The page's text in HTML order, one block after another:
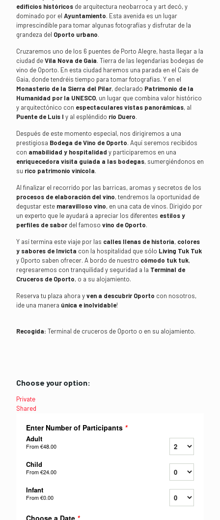
edificios históricos de arquitectura neobarroca y art decó, y
dominado por el Ayuntamiento. Esta avenida es un lugar
imprescindible para tomar algunas fotografías y disfrutar de la
grandeza del Oporto urbano.
Cruzaremos uno de los 6 puentes de Porto Alegre, hasta llegar a la
ciudad deVila Nova de Gaia. Tierra de las legendarias bodegas de
vino de Oporto. En esta ciudad haremos una parada en el Cais de
Gaia, donde tendréis tiempo para tomar fotografías. Y en el
Monasterio de la Sierra del Pilar, declarado Patrimonio de la
Humanidad por la UNESCO, un lugar que combina valor histórico
y arquitectónico con espectaculares vistas panorámicas, al
Puente de Luis I y al espléndido río Duero.
Después de este momento especial, nos dirigiremos a una
prestigiosa Bodega de Vino de Oporto. Aquí seremos recibidos
con amabilidad y hospitalidad y participaremos en una
enriquecedora visita guiada a las bodegas, sumergiéndonos en
su rico patrimonio vinícola.
Al finalizar el recorrido por las barricas, aromas y secretos de los
procesos de elaboración del vino, tendremos la oportunidad de
degustar este maravilloso vino, en una cata de vinos. Dirigido por
un experto que le ayudará a apreciar los diferentes estilos y
perfiles de sabor del famoso vino de Oporto.
Y así termina este viaje por las calles llenas de historia, colores
y sabores de Invicta con la hospitalidad que sólo Living Tuk Tuk
y Oporto saben ofrecer. A bordo de nuestro cómodo tuk tuk,
regresaremos con tranquilidad y seguridad a la Terminal de
Cruceros de Oporto, o a su alojamiento.
Reserva tu plaza ahora yven a descubrir Oporto con nosotros,
¡de una manera única e inolvidable!
Recogida: Terminal de cruceros de Oporto o en su alojamiento.
Choose your option:
Private
Shared